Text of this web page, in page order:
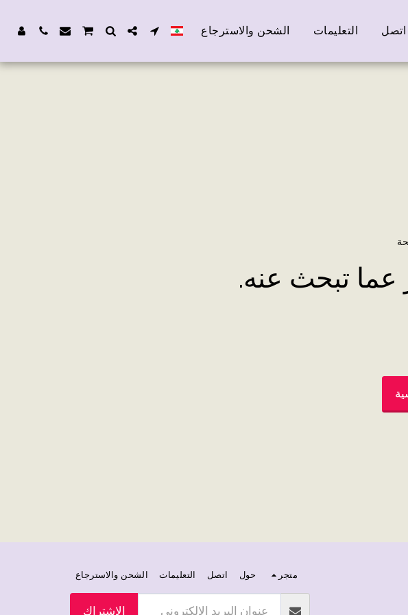
اتصل التعليمات الشحن والاسترجاع
عما تبحث عنه.
متجر حول اتصل التعليمات الشحن والاسترجاع
الاشتراك